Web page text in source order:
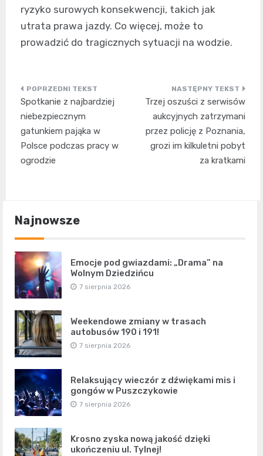
ryzyko surowych konsekwencji, takich jak
utrata prawa jazdy. Co więcej, może to
prowadzić do tragicznych sytuacji na wodzie.
Nawigacja
wpisu
Spotkanie z najbardziej
niebezpiecznym
gatunkiem pająka w
Polsce podczas pracy w
ogrodzie
Trzej oszuści z serwisów
aukcyjnych zatrzymani
przez policję z Poznania,
grozi im kilkuletni pobyt
za kratkami
Najnowsze
Emocje pod gwiazdami: „Drama” na
Wolnym Dziedzińcu
7 sierpnia 2026
Weekendowe zmiany w trasach
autobusów 190 i 191!
7 sierpnia 2026
Relaksujący wieczór z dźwiękami mis i
gongów w Puszczykowie
7 sierpnia 2026
Krosno zyska nową jakość dzięki
ukończeniu ul. Tylnej!